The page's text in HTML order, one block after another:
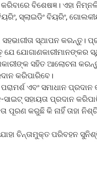
ବିଶେଷଜ୍ଞ। ଏହା
ସ୍ଲାଇଡିଂ ବିୟରିଂ,
ସ୍ଥାପନ କରନ୍ତୁ।
ଯୋଗାଣକାରୀମାନଙ୍କର
ସହିତ ଆଲୋଚନା
କରିପାରିବେ।
ଏବଂ ସମାଧାନ
ସହାୟତା ପ୍ରଦାନ
ପୂରଣ କରୁଛି କି ନାହିଁ ତାହା
ଚିନ୍ତାମୁକ୍ତ ପରିବହନ